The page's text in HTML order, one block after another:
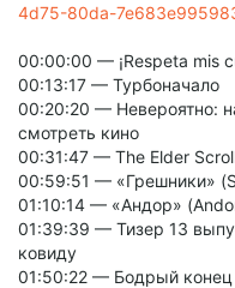
4d75-80da-
00:00:00 — ¡Respeta mis
00:13:17 — Турбоначало
00:20:20 — Невероятно:
смотреть кино
00:31:47 — The Elder
00:59:51 — «Грешники»
01:10:14 — «Андор»
01:39:39 — Тизер 13
ковиду
01:50:22 — Бодрый конец